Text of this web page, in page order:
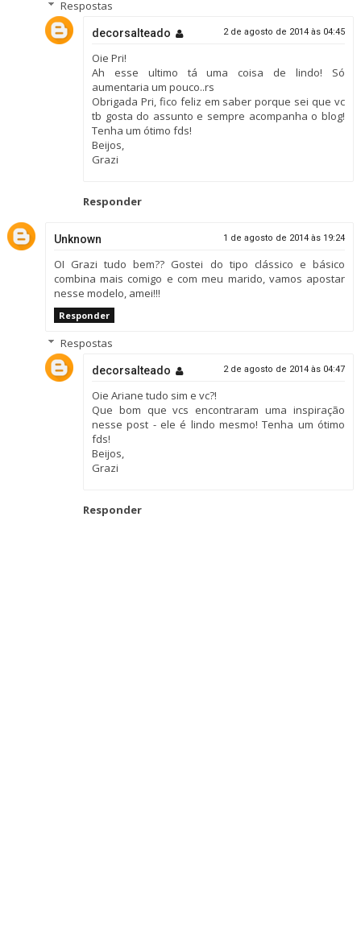
Respostas
decorsalteado 2 de agosto de 2014 às 04:45
Oie Pri!
Ah esse ultimo tá uma coisa de lindo! Só
aumentaria um pouco..rs
Obrigada Pri, fico feliz em saber porque sei que vc
tb gosta do assunto e sempre acompanha o blog!
Tenha um ótimo fds!
Beijos,
Grazi
Responder
Unknown 1 de agosto de 2014 às 19:24
OI Grazi tudo bem?? Gostei do tipo clássico e básico
combina mais comigo e com meu marido, vamos apostar
nesse modelo, amei!!!
Responder
Respostas
decorsalteado 2 de agosto de 2014 às 04:47
Oie Ariane tudo sim e vc?!
Que bom que vcs encontraram uma inspiração
nesse post - ele é lindo mesmo! Tenha um ótimo
fds!
Beijos,
Grazi
Responder